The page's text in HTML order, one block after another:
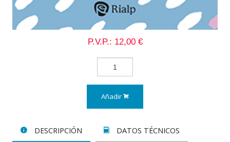
P.V.P.: 12,00 €
Añadir
DESCRIPCIÓN DATOS TÉCNICOS